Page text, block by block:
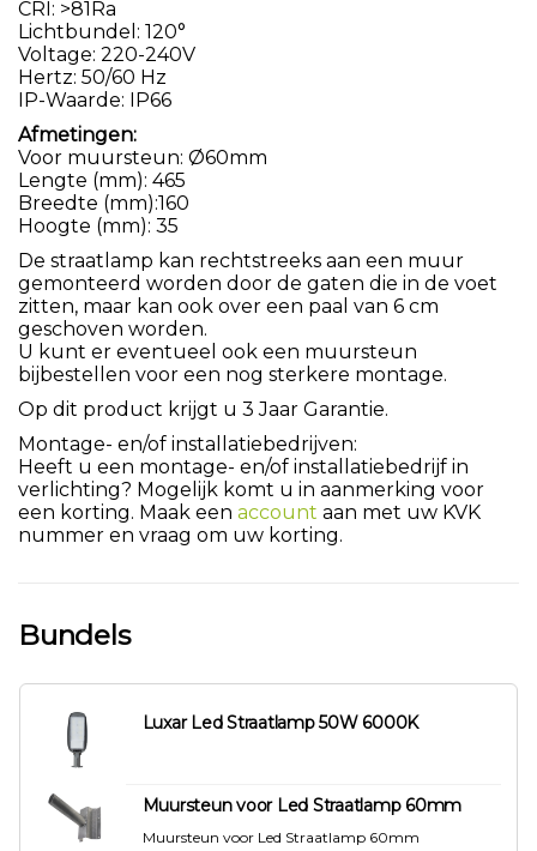
CRI: >81Ra
Lichtbundel: 120°
Voltage: 220-240V
Hertz: 50/60 Hz
IP-Waarde: IP66
Afmetingen:
Voor muursteun: Ø60mm
Lengte (mm): 465
Breedte (mm):160
Hoogte (mm): 35
De straatlamp kan rechtstreeks aan een muur
gemonteerd worden door de gaten die in de voet
zitten, maar kan ook over een paal van 6 cm
geschoven worden.
U kunt er eventueel ook een muursteun
bijbestellen voor een nog sterkere montage.
Op dit product krijgt u 3 Jaar Garantie.
Montage- en/of installatiebedrijven:
Heeft u een montage- en/of installatiebedrijf in
verlichting? Mogelijk komt u in aanmerking voor
een korting. Maak een account aan met uw KVK
nummer en vraag om uw korting.
Bundels
Luxar Led Straatlamp 50W 6000K
Muursteun voor Led Straatlamp 60mm
Muursteun voor Led Straatlamp 60mm